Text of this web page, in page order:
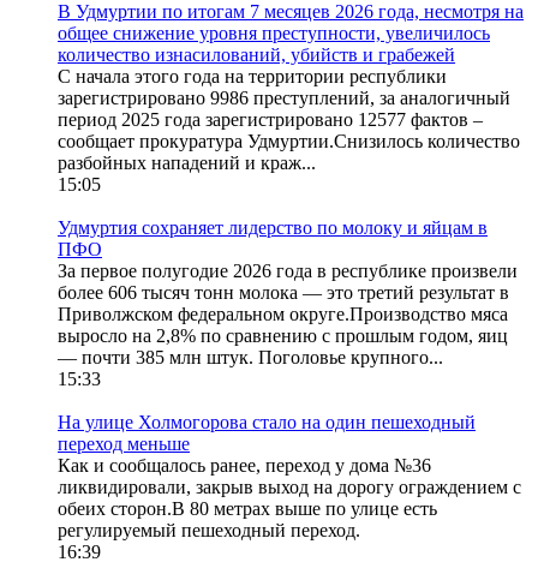
В Удмуртии по итогам 7 месяцев 2026 года, несмотря на
общее снижение уровня преступности, увеличилось
количество изнасилований, убийств и грабежей
С начала этого года на территории республики
зарегистрировано 9986 преступлений, за аналогичный
период 2025 года зарегистрировано 12577 фактов –
сообщает прокуратура Удмуртии.Снизилось количество
разбойных нападений и краж...
15:05
Удмуртия сохраняет лидерство по молоку и яйцам в
ПФО
За первое полугодие 2026 года в республике произвели
более 606 тысяч тонн молока — это третий результат в
Приволжском федеральном округе.Производство мяса
выросло на 2,8% по сравнению с прошлым годом, яиц
— почти 385 млн штук. Поголовье крупного...
15:33
На улице Холмогорова стало на один пешеходный
переход меньше
Как и сообщалось ранее, переход у дома №36
ликвидировали, закрыв выход на дорогу ограждением с
обеих сторон.В 80 метрах выше по улице есть
регулируемый пешеходный переход.
16:39